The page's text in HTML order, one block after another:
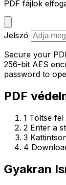
PDF fájlok
Jelszó
Secure your
256-bit AES
password to
PDF
1 Töltse fel
2 Enter a
3
4
Gyakran